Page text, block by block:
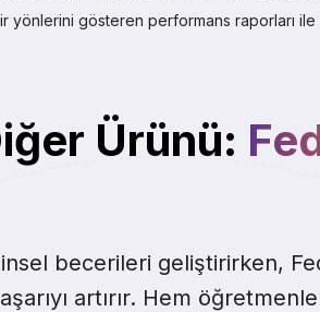
yönlerini gösteren performans raporları
Ürünü:
becerileri geliştirirken,
artırır. Hem